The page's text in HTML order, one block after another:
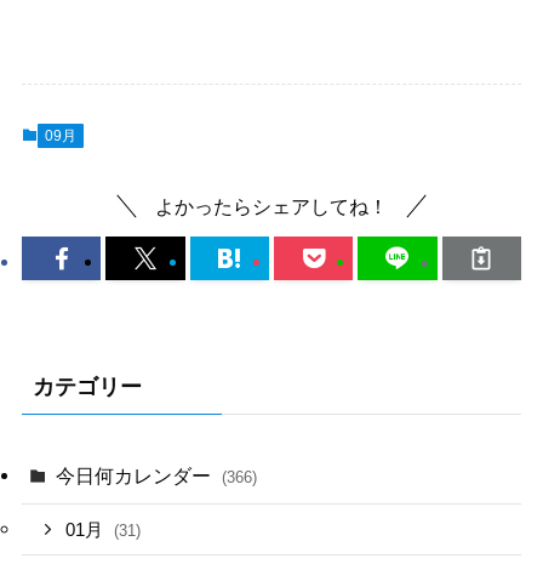
09月
よかったらシェアしてね！
カテゴリー
今日何カレンダー (366)
01月 (31)